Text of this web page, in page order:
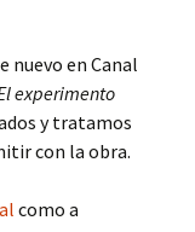
nuevo en Canal
experimento
y tratamos
con la obra.
como a